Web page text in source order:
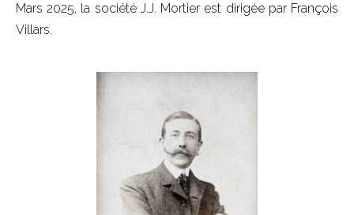
Mars 2025, la société J.J. Mortier est dirigée par François
Villars.